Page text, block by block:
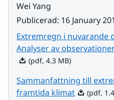
Wei Yang
Publicerad: 16 January
Extremregn i nuvarande
Analyser av
(pdf, 4.3 MB)
Sammanfattning till
framtida klimatPdf, 1.4
(pdf,